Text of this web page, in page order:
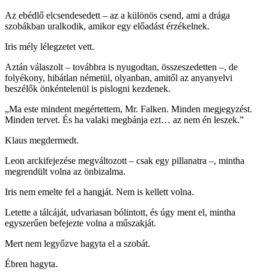
Az ebédlő elcsendesedett – az a különös csend, ami a drága
szobákban uralkodik, amikor egy előadást érzékelnek.
Iris mély lélegzetet vett.
Aztán válaszolt – továbbra is nyugodtan, összeszedetten –, de
folyékony, hibátlan németül, olyanban, amitől az anyanyelvi
beszélők önkéntelenül is pislogni kezdenek.
„Ma este mindent megértettem, Mr. Falken. Minden megjegyzést.
Minden tervet. És ha valaki megbánja ezt… az nem én leszek.”
Klaus megdermedt.
Leon arckifejezése megváltozott – csak egy pillanatra –, mintha
megrendült volna az önbizalma.
Iris nem emelte fel a hangját. Nem is kellett volna.
Letette a tálcáját, udvariasan bólintott, és úgy ment el, mintha
egyszerűen befejezte volna a műszakját.
Mert nem legyőzve hagyta el a szobát.
Ébren hagyta.